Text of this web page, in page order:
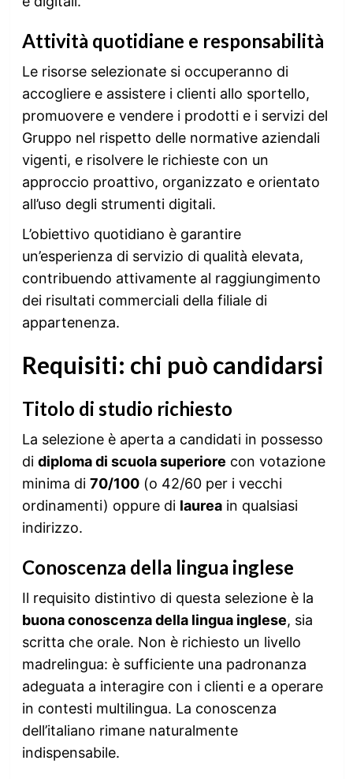
Attività quotidiane e responsabilità
Le risorse selezionate si occuperanno di
accogliere e assistere i clienti allo sportello,
promuovere e vendere i prodotti e i servizi del
Gruppo nel rispetto delle normative aziendali
vigenti, e risolvere le richieste con un
approccio proattivo, organizzato e orientato
all’uso degli strumenti digitali.
L’obiettivo quotidiano è garantire
un’esperienza di servizio di qualità elevata,
contribuendo attivamente al raggiungimento
dei risultati commerciali della filiale di
appartenenza.
Requisiti: chi può candidarsi
Titolo di studio richiesto
La selezione è aperta a candidati in possesso
di diploma di scuola superiore con votazione
minima di 70/100(o 42/60 per i vecchi
ordinamenti) oppure di laureain qualsiasi
indirizzo.
Conoscenza della lingua inglese
Il requisito distintivo di questa selezione è la
buona conoscenza della lingua inglese, sia
scritta che orale. Non è richiesto un livello
madrelingua: è sufficiente una padronanza
adeguata a interagire con i clienti e a operare
in contesti multilingua. La conoscenza
dell’italiano rimane naturalmente
indispensabile.